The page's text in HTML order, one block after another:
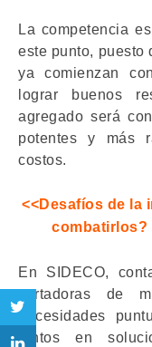
La competencia
este punto, puesto
ya comienzan
lograr buenos
agregado será
potentes y más
costos.
<<Desafíos de la
combatirlos?
En SIDECO,
cortadoras de
necesidades
juntos en